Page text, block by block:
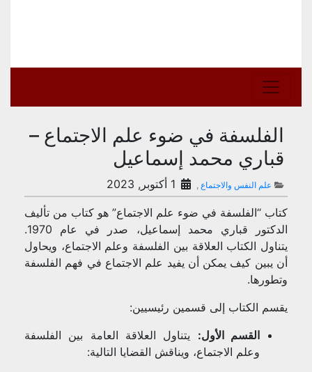
الفلسفة في ضوء علم الاجتماع –
قباري محمد إسماعيل
علم النفس والاجتماع ,
كتاب “الفلسفة في ضوء علم الاجتماع” هو كتاب من تأليف
الدكتور قباري محمد إسماعيل، صدر في عام 1970.
يتناول الكتاب العلاقة بين الفلسفة وعلم الاجتماع، ويحاول
أن يبين كيف يمكن أن يفيد علم الاجتماع في فهم الفلسفة
وتطورها.
يقسم الكتاب إلى قسمين رئيسيين:
القسم الأول: يتناول العلاقة العامة بين الفلسفة
وعلم الاجتماع، ويناقش القضايا التالية: